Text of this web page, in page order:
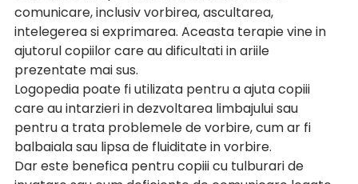
comunicare, inclusiv vorbirea, ascultarea,
intelegerea si exprimarea. Aceasta terapie vine in
ajutorul copiilor care au dificultati in ariile
prezentate mai sus.
Logopedia poate fi utilizata pentru a ajuta copiii
care au intarzieri in dezvoltarea limbajului sau
pentru a trata problemele de vorbire, cum ar fi
balbaiala sau lipsa de fluiditate in vorbire.
Dar este benefica pentru copiii cu tulburari de